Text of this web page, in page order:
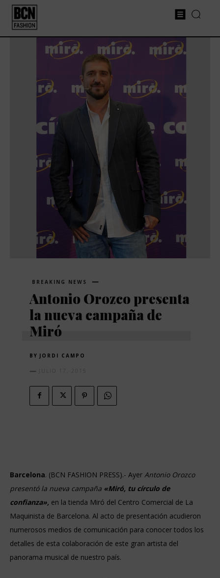
BREAKING NEWS
Antonio Orozco presenta
la nueva campaña de
Miró
BY JORDI CAMPO
JULIO 17, 2015
Barcelona. (BCN FASHION PRESS).- Ayer Antonio Orozco
presentó la nueva campaña «Miró, tu círculo de
confianza», en la tienda Miró del Centro Comercial de La
Maquinista de Barcelona. Al acto de presentación acudieron
numerosos medios de comunicación para conocer todos los
detalles de esta colaboración de este gran artista del
panorama musical de nuestro país.